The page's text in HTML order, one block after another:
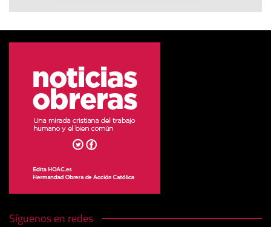
Síguenos en redes